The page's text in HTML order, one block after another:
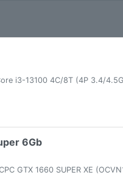
i3-13100 4C/8T (4P 3.4/
6Gb
GTX 1660 SUPER XE